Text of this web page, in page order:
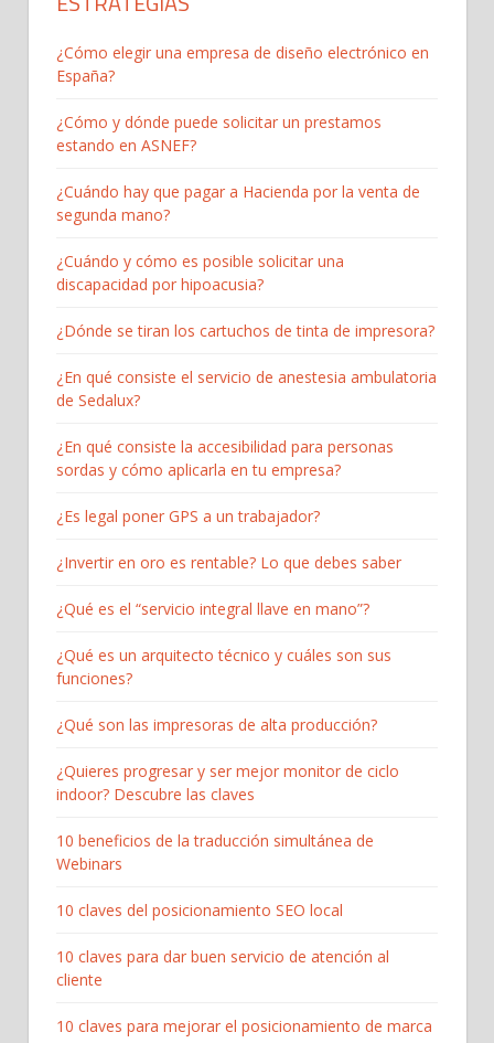
¿Cómo elegir una empresa de diseño electrónico en
España?
¿Cómo y dónde puede solicitar un prestamos
estando en ASNEF?
¿Cuándo hay que pagar a Hacienda por la venta de
segunda mano?
¿Cuándo y cómo es posible solicitar una
discapacidad por hipoacusia?
¿Dónde se tiran los cartuchos de tinta de impresora?
¿En qué consiste el servicio de anestesia ambulatoria
de Sedalux?
¿En qué consiste la accesibilidad para personas
sordas y cómo aplicarla en tu empresa?
¿Es legal poner GPS a un trabajador?
¿Invertir en oro es rentable? Lo que debes saber
¿Qué es el “servicio integral llave en mano”?
¿Qué es un arquitecto técnico y cuáles son sus
funciones?
¿Qué son las impresoras de alta producción?
¿Quieres progresar y ser mejor monitor de ciclo
indoor? Descubre las claves
10 beneficios de la traducción simultánea de
Webinars
10 claves del posicionamiento SEO local
10 claves para dar buen servicio de atención al
cliente
10 claves para mejorar el posicionamiento de marca